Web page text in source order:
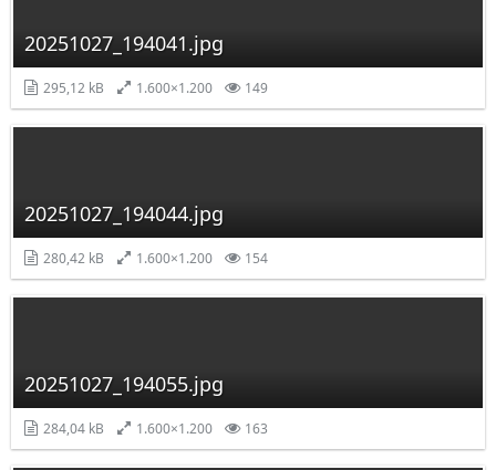
20251027_194041.jpg
295,12 kB 1.600×1.200 149
20251027_194044.jpg
280,42 kB 1.600×1.200 154
20251027_194055.jpg
284,04 kB 1.600×1.200 163